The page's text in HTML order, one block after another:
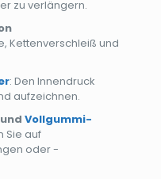
zu verlängern.
Kettenverschleiß und
: Den Innendruck
aufzeichnen.
und Vollgummi-
Sie auf
oder -